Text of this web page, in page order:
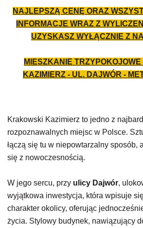
NAJLEPSZĄ CENĘ ORAZ
INFORMACJE WRAZ Z
UZYSKASZ WYŁĄCZNIE Z
MIESZKANIE
KAZIMIERZ - UL. DAJWÓR -
Krakowski Kazimierz to jedno z
rozpoznawalnych miejsc w Polsce.
łączą się tu w niepowtarzalny sposób,
się z nowoczesnością.
W jego sercu, przy ulicy Dajwór,
wyjątkowa inwestycja, która wpisuje
charakter okolicy, oferując
życia. Stylowy budynek, nawiązujący